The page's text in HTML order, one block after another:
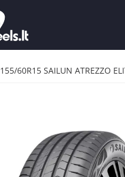
155/60R15 SAILUN ATREZZO